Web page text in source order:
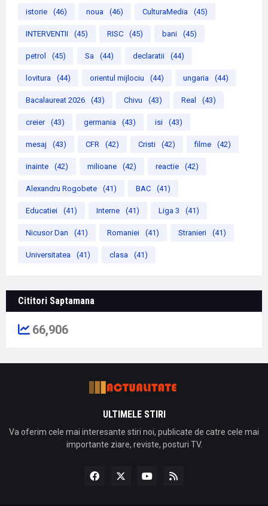
istorie (46) noua (46) CulturaMedia (45)
INTERVENTII (45) RISC (45) bani (45)
petrol (45) Sa (44) declaratii (44)
lovitura (44) orientul mijlociu (44) ungaria (44)
Bacalaureat 2026 (43) Chivu (43) Real (43)
creier (43) germania (43) isi (43)
mesaj (43) CFR (42) Cristi (42) filme (42)
inainte (42) milioane (42) reactie (42)
Alexandru Rogobete (41) BAC (41)
Educatiei (41) Interne (41) Liga 3 (41)
Nicusor Dan (41) Romaniei (41) Stranieri (41)
Universitatea (41) clasa (41)
Cititori Saptamana
66,906
ULTIMELE STIRI
Va oferim cele mai interesante stiri noi, publicate de catre cele mai
importante ziare, reviste, posturi TV.